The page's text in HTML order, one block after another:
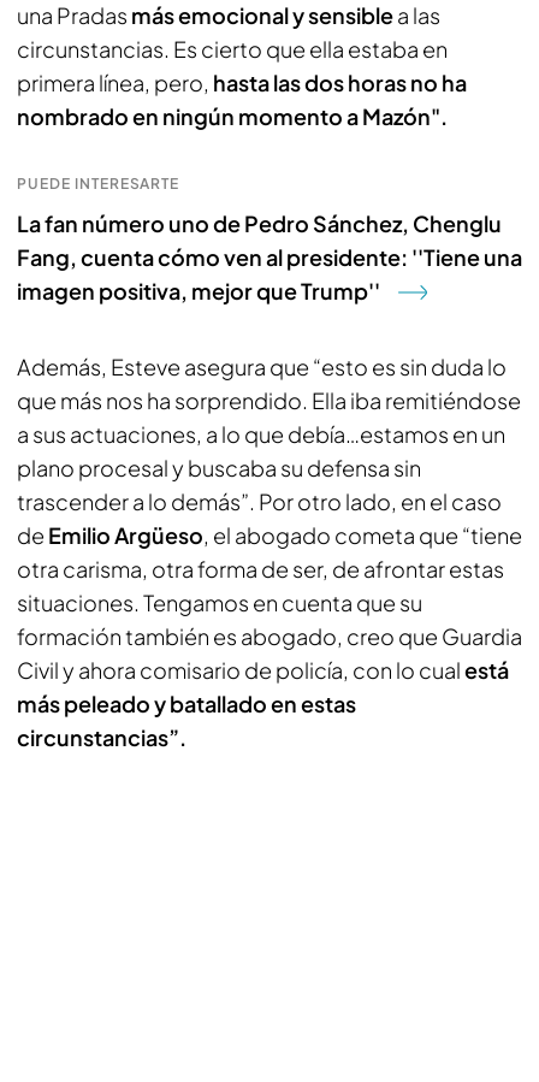
una Pradas más emocional y sensiblea las
circunstancias. Es cierto que ella estaba en
primera línea, pero, hasta las dos horas no ha
nombrado en ningún momento a Mazón".
PUEDE INTERESARTE
La fan número uno de Pedro Sánchez, Chenglu
Fang, cuenta cómo ven al presidente: ''Tiene una
imagen positiva, mejor que Trump''
Además, Esteve asegura que “esto es sin duda lo
que más nos ha sorprendido. Ella iba remitiéndose
a sus actuaciones, a lo que debía…estamos en un
plano procesal y buscaba su defensa sin
trascender a lo demás”. Por otro lado, en el caso
de Emilio Argüeso, el abogado cometa que “tiene
otra carisma, otra forma de ser, de afrontar estas
situaciones. Tengamos en cuenta que su
formación también es abogado, creo que Guardia
Civil y ahora comisario de policía, con lo cualestá
más peleado y batallado en estas
circunstancias”.